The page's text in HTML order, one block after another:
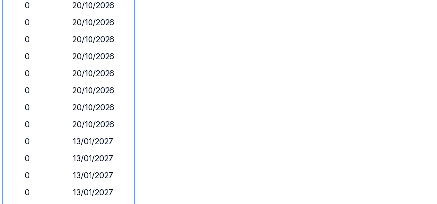
0
20/10/2026
0
20/10/2026
0
20/10/2026
0
20/10/2026
0
20/10/2026
0
20/10/2026
0
20/10/2026
0
20/10/2026
0
13/01/2027
0
13/01/2027
0
13/01/2027
0
13/01/2027